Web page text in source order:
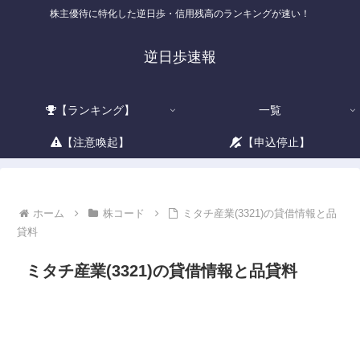
株主優待に特化した逆日歩・信用残高のランキングが速い！
逆日歩速報
【ランキング】 一覧
【注意喚起】 【申込停止】
ホーム 株コード
ミタチ産業(3321)の貸借情報と品
貸料
ミタチ産業(3321)の貸借情報と品貸料